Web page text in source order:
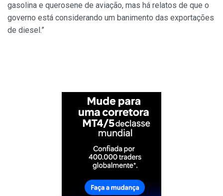
gasolina e querosene de aviação, mas há relatos de que o
governo está considerando um banimento das exportações
de diesel.”